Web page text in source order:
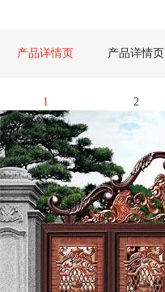
产品详情页
1
产品详情页
2